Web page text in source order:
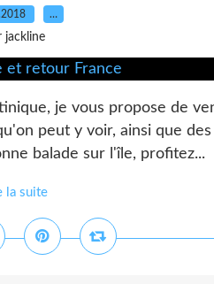
…
jackline
je vous propose de
peut y voir, ainsi que
balade sur l'île, profitez...
la suite